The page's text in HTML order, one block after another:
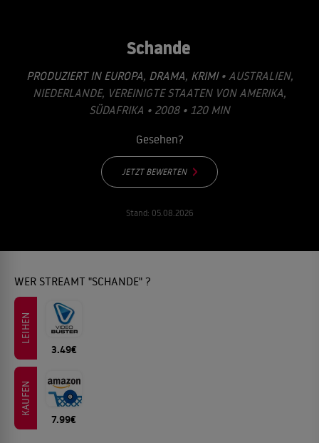
Schande
PRODUZIERT IN EUROPA, DRAMA, KRIMI• AUSTRALIEN,
NIEDERLANDE, VEREINIGTE STAATEN VON AMERIKA,
SÜDAFRIKA • 2008 • 120 MIN
Gesehen?
JETZT BEWERTEN
Stand: 05.08.2026
WER STREAMT "SCHANDE" ?
LEIHEN
3.49€
KAUFEN
7.99€